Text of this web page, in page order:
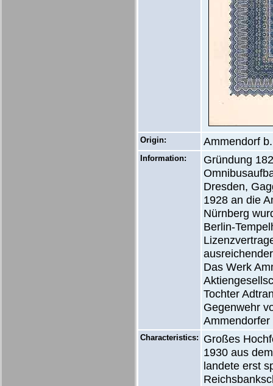
Origin: Ammendorf
Information:
Gründung
Dresden,
1928 an die
Nürnberg
Berlin-
Das Werk
Tochter
Gegenwehr
Ammendorfer
Characteristics:
Großes
1930 aus
landete erst